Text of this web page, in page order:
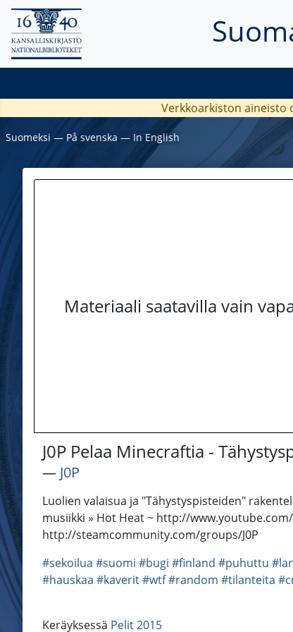
Verkkoarkiston aineisto
Suomeksi ― På svenska ― In English
Materiaali saatavilla vain
J0P Pelaa Minecraftia -
― J0P
Luolien valaisua ja "Tähystyspisteiden"
musiikki » Hot Heat ~ http://
http://steamcommunity.com/groups/J0P
#sekoilua #suomi #bugi #finland #puhuttu
#hauskaa #kaverit#wtf#random #tilanteita
Keräyksessä Pelit 2015